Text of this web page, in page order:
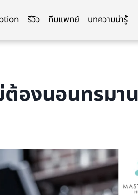
รีวิว ทีมแพทย์ บทความน่ารู้
ต้องนอนทรมา